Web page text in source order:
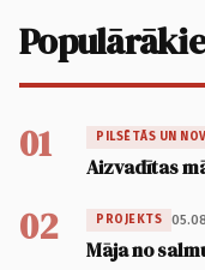
Populārākie
01 PILSĒTĀS UN
Aizvadītas
02 PROJEKTS
Māja no